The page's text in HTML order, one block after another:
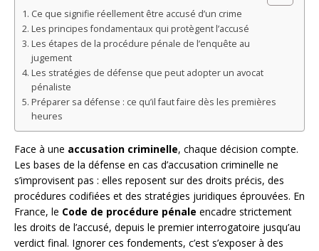
Ce que signifie réellement être accusé d’un crime
Les principes fondamentaux qui protègent l’accusé
Les étapes de la procédure pénale de l’enquête au
jugement
Les stratégies de défense que peut adopter un avocat
pénaliste
Préparer sa défense : ce qu’il faut faire dès les premières
heures
Face à une accusation criminelle, chaque décision compte.
Les bases de la défense en cas d’accusation criminelle ne
s’improvisent pas : elles reposent sur des droits précis, des
procédures codifiées et des stratégies juridiques éprouvées. En
France, le Code de procédure pénale encadre strictement
les droits de l’accusé, depuis le premier interrogatoire jusqu’au
verdict final. Ignorer ces fondements, c’est s’exposer à des